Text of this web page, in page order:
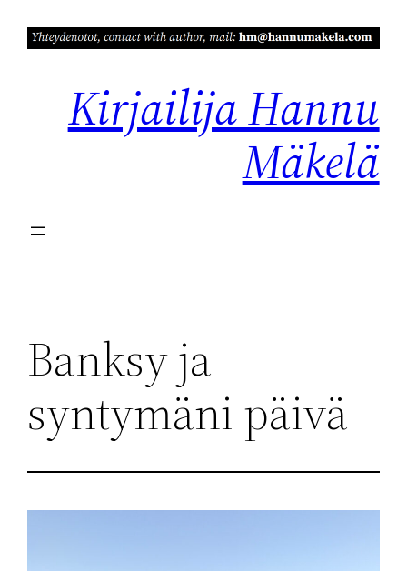
sisältöön
Kirjailija Hannu
Mäkelä
Banksy ja
syntymäni päivä